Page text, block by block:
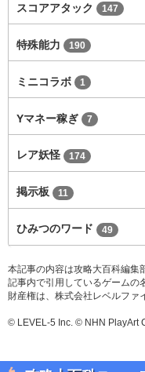
スコアアタック 147
特殊能力 190
ミニコラボ 1
Yマネー稼ぎ 7
レア妖怪 174
掲示板 11
ひみつのワード 49
本記事の内容は攻略大百科編集
記事内で引用しているゲームの
財産権は、株式会社レベルファ
© LEVEL-5 Inc. © NHN PlayArt